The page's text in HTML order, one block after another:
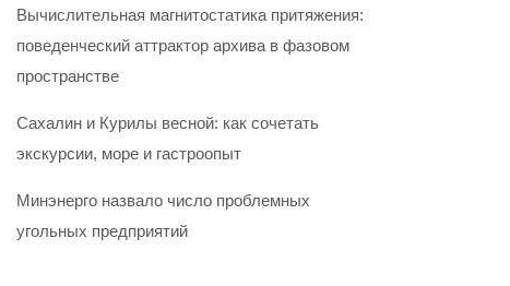
Вычислительная магнитостатика притяжения:
поведенческий аттрактор архива в фазовом
пространстве
Сахалин и Курилы весной: как сочетать
экскурсии, море и гастроопыт
Минэнерго назвало число проблемных
угольных предприятий